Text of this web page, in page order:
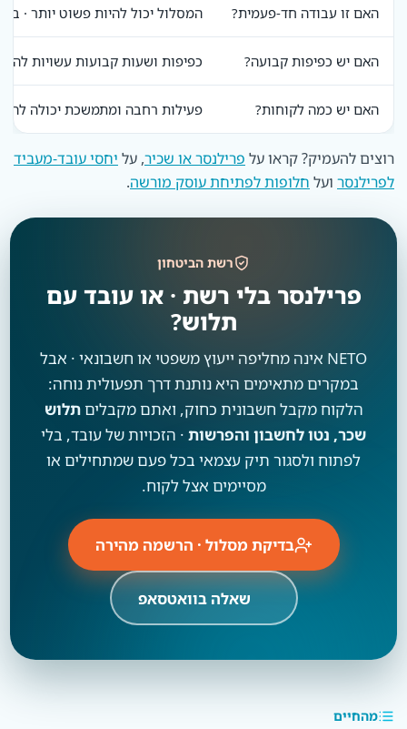
האם זו עבודה חד-פעמית? המסלול יכול להיות פשוט יותר ·
האם יש כפיפות קבועה? כפיפות ושעות קבועות עשויות
האם יש כמה לקוחות? פעילות רחבה ומתמשכת יכולה
רוצים להעמיק? קראו על פרילנסר או שכיר, על יחסי עובד-מעביד
לפרילנסר ועל חלופות לפתיחת עוסק מורשה.
רשת הביטחון
פרילנסר בלי רשת · או עובד עם
תלוש?
NETO אינה מחליפה ייעוץ משפטי או חשבונאי · אבל
במקרים מתאימים היא נותנת דרך תפעולית נוחה:
הלקוח מקבל חשבונית כחוק, ואתם מקבליםתלוש
שכר, נטו לחשבון והפרשות · הזכויות של עובד, בלי
לפתוח ולסגור תיק עצמאי בכל פעם שמתחילים או
מסיימים אצל לקוח.
בדיקת מסלול · הרשמה מהירה
שאלה בוואטסאפ
מהחיים